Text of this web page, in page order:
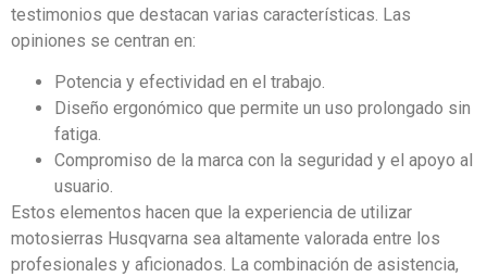
testimonios que destacan varias características. Las
opiniones se centran en:
Potencia y efectividad en el trabajo.
Diseño ergonómico que permite un uso prolongado sin
fatiga.
Compromiso de la marca con la seguridad y el apoyo al
usuario.
Estos elementos hacen que la experiencia de utilizar
motosierras Husqvarna sea altamente valorada entre los
profesionales y aficionados. La combinación de asistencia,